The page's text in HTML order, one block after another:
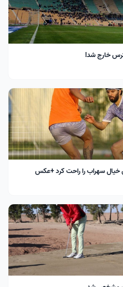
خارج شد!
خیال سهراب را راحت کرد +عکس